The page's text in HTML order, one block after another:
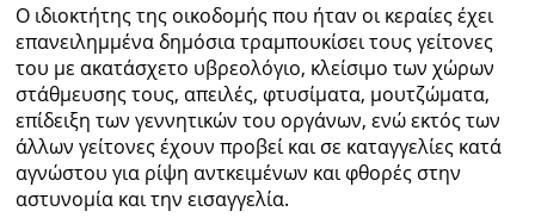
Ο ιδιοκτήτης της οικοδομής που ήταν οι κεραίες έχει
επανειλημμένα δημόσια τραμπουκίσει τους γείτονες
του με ακατάσχετο υβρεολόγιο, κλείσιμο των χώρων
στάθμευσης τους, απειλές, φτυσίματα, μουτζώματα,
επίδειξη των γεννητικών του οργάνων, ενώ εκτός των
άλλων γείτονες έχουν προβεί και σε καταγγελίες κατά
αγνώστου για ρίψη αντκειμένων και φθορές στην
αστυνομία και την εισαγγελία.